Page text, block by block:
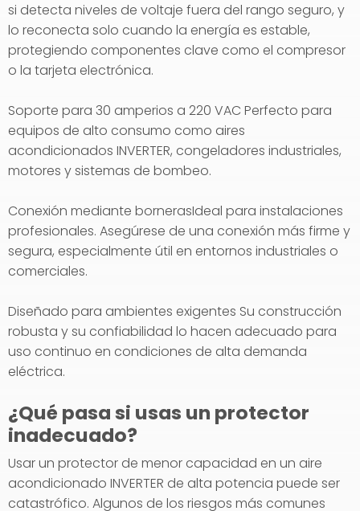
si detecta niveles de voltaje fuera del rango seguro, y
lo reconecta solo cuando la energía es estable,
protegiendo componentes clave como el compresor
o la tarjeta electrónica.
Soporte para 30 amperios a 220 VAC Perfecto para
equipos de alto consumo como aires
acondicionados INVERTER, congeladores industriales,
motores y sistemas de bombeo.
Conexión mediante bornerasIdeal para instalaciones
profesionales. Asegúrese de una conexión más firme y
segura, especialmente útil en entornos industriales o
comerciales.
Diseñado para ambientes exigentes Su construcción
robusta y su confiabilidad lo hacen adecuado para
uso continuo en condiciones de alta demanda
eléctrica.
¿Qué pasa si usas un protector
inadecuado?
Usar un protector de menor capacidad en un aire
acondicionado INVERTER de alta potencia puede ser
catastrófico. Algunos de los riesgos más comunes